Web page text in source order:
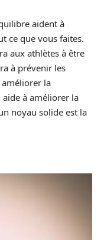
aident à
ce que vous faites.
aux athlètes à être
à prévenir les
améliorer la
à améliorer la
noyau solide est la